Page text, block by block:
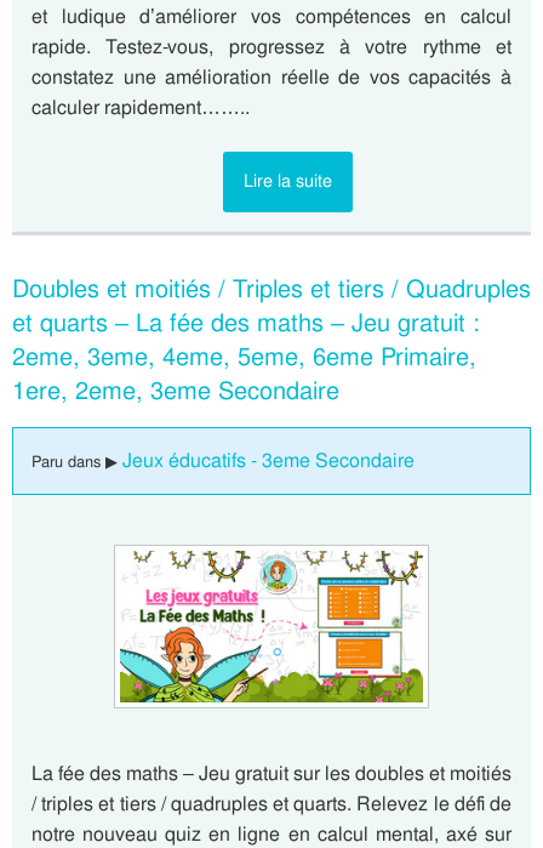
et ludique d’améliorer vos compétences en calcul
rapide. Testez-vous, progressez à votre rythme et
constatez une amélioration réelle de vos capacités à
calculer rapidement……..
Lire la suite
Doubles et moitiés / Triples et tiers / Quadruples
et quarts – La fée des maths – Jeu gratuit :
2eme, 3eme, 4eme, 5eme, 6eme Primaire,
1ere, 2eme, 3eme Secondaire
Paru dans ▶ Jeux éducatifs - 3eme Secondaire
La fée des maths – Jeu gratuit sur les doubles et moitiés
/ triples et tiers / quadruples et quarts. Relevez le défi de
notre nouveau quiz en ligne en calcul mental, axé sur